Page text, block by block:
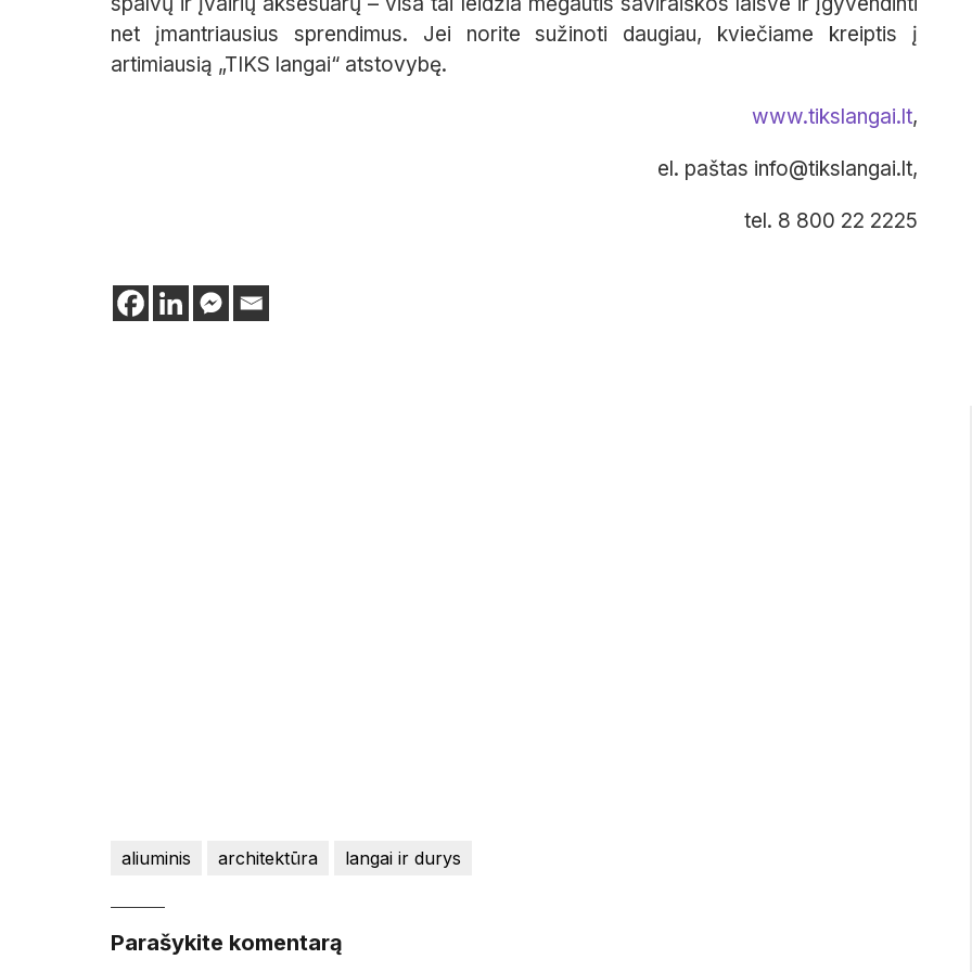
net įmantriausius sprendimus. Jei norite sužinoti daugiau, kviečiame kreiptis į
artimiausią „TIKS langai“ atstovybę.
www.tikslangai.lt,
el. paštas info@tikslangai.lt,
tel. 8 800 22 2225
aliuminis architektūra langai ir durys
Parašykite komentarą